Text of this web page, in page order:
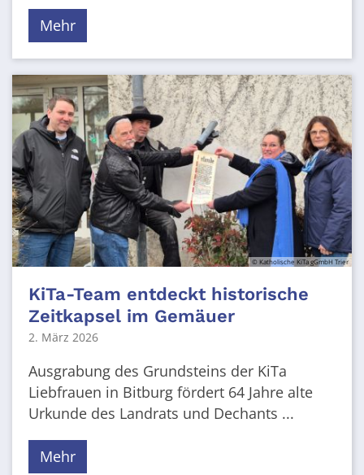
Mehr
© Katholische KiTa gGmbH Trier
KiTa-Team entdeckt historische
Zeitkapsel im Gemäuer
2. März 2026
Ausgrabung des Grundsteins der KiTa
Liebfrauen in Bitburg fördert 64 Jahre alte
Urkunde des Landrats und Dechants ...
Mehr